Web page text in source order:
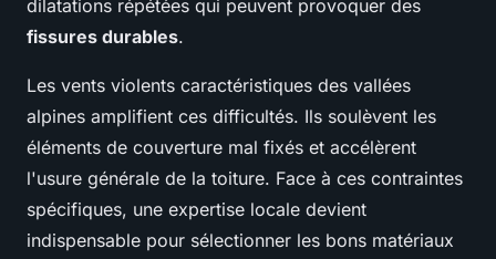
dilatations répétées qui peuvent provoquer des
fissures durables.
Les vents violents caractéristiques des vallées
alpines amplifient ces difficultés. Ils soulèvent les
éléments de couverture mal fixés et accélèrent
l'usure générale de la toiture. Face à ces contraintes
spécifiques, une expertise locale devient
indispensable pour sélectionner les bons matériaux